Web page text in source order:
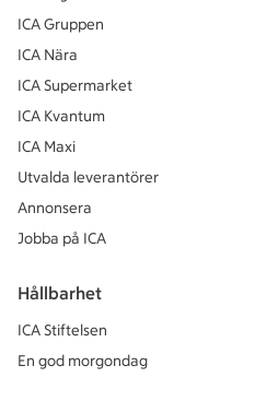
ICA Gruppen
ICA Nära
ICA Supermarket
ICA Kvantum
ICA Maxi
Utvalda leverantörer
Annonsera
Jobba på ICA
Hållbarhet
ICA Stiftelsen
En god morgondag